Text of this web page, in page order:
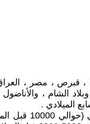
، قبرص ، مصر ،
، وبلاد الشام
على الرغم